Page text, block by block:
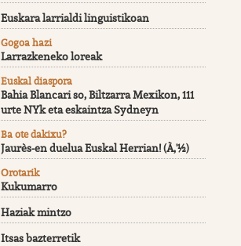
Euskara larrialdi linguistikoan
Gogoa hazi
Larrazkeneko loreak
Euskal diaspora
Bahia Blancari so, Biltzarra Mexikon, 111
urte NYk eta eskaintza Sydneyn
Ba ote dakixu?
Jaurès-en duelua Euskal Herrian! (À‚'½)
Orotarik
Kukumarro
Haziak mintzo
Itsas bazterretik